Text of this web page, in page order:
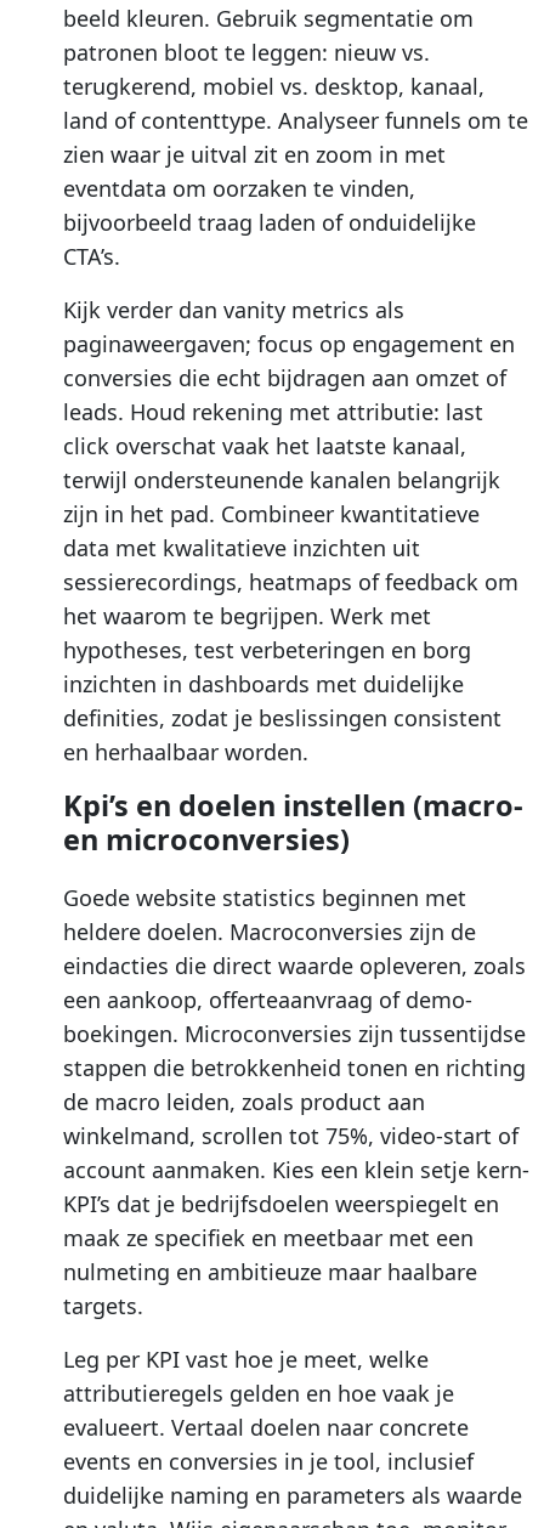
beeld kleuren. Gebruik segmentatie om
patronen bloot te leggen: nieuw vs.
terugkerend, mobiel vs. desktop, kanaal,
land of contenttype. Analyseer funnels om te
zien waar je uitval zit en zoom in met
eventdata om oorzaken te vinden,
bijvoorbeeld traag laden of onduidelijke
CTA’s.
Kijk verder dan vanity metrics als
paginaweergaven; focus op engagement en
conversies die echt bijdragen aan omzet of
leads. Houd rekening met attributie: last
click overschat vaak het laatste kanaal,
terwijl ondersteunende kanalen belangrijk
zijn in het pad. Combineer kwantitatieve
data met kwalitatieve inzichten uit
sessierecordings, heatmaps of feedback om
het waarom te begrijpen. Werk met
hypotheses, test verbeteringen en borg
inzichten in dashboards met duidelijke
definities, zodat je beslissingen consistent
en herhaalbaar worden.
Kpi’s en doelen instellen (macro-
en microconversies)
Goede website statistics beginnen met
heldere doelen. Macroconversies zijn de
eindacties die direct waarde opleveren, zoals
een aankoop, offerteaanvraag of demo-
boekingen. Microconversies zijn tussentijdse
stappen die betrokkenheid tonen en richting
de macro leiden, zoals product aan
winkelmand, scrollen tot 75%, video-start of
account aanmaken. Kies een klein setje kern-
KPI’s dat je bedrijfsdoelen weerspiegelt en
maak ze specifiek en meetbaar met een
nulmeting en ambitieuze maar haalbare
targets.
Leg per KPI vast hoe je meet, welke
attributieregels gelden en hoe vaak je
evalueert. Vertaal doelen naar concrete
events en conversies in je tool, inclusief
duidelijke naming en parameters als waarde